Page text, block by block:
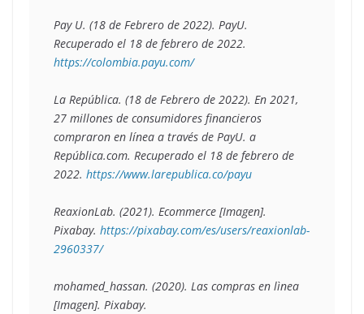
Pay U. (18 de Febrero de 2022). PayU.
Recuperado el 18 de febrero de 2022
https://colombia.payu.com/
La República. (18 de Febrero de 2022). En 2021,
27 millones de consumidores financieros
compraron en línea a través de PayU. a
República.com. Recuperado el 18 de febrero de
2022. https://www.larepublica.co/payu
ReaxionLab. (2021). Ecommerce [Imagen].
Pixabay. https://pixabay.com/es/users/reaxionlab-
2960337/
mohamed_hassan. (2020). Las compras en lìnea